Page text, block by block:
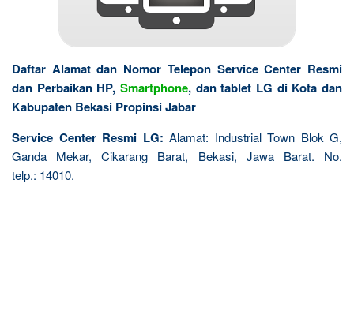
Daftar Alamat dan Nomor Telepon Service Center Resmi
dan Perbaikan HP, Smartphone, dan tablet LG di Kota dan
Kabupaten Bekasi Propinsi Jabar
Service Center Resmi LG: Alamat: Industrial Town Blok G,
Ganda Mekar, Cikarang Barat, Bekasi, Jawa Barat. No.
telp.: 14010.